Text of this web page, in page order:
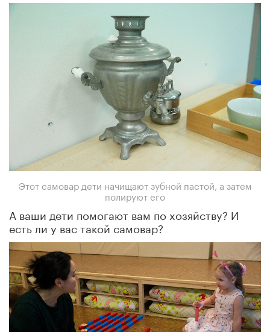
Этот самовар дети начищают зубной пастой, а затем
полируют его
А ваши дети помогают вам по хозяйству? И
есть ли у вас такой самовар?